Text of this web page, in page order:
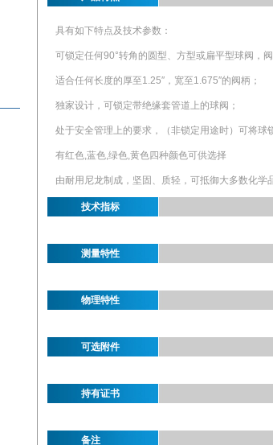
具有如下特点及技术参数：
可锁定任何90°转角的圆型、方型或扁平型球阀，
适合任何长度的厚至1.25″，宽至1.675″的阀柄；
独家设计，可锁定带绝缘套管道上的球阀；
处于安全管理上的要求，（非锁定用途时）可将球锁
有红色,蓝色,绿色,黄色四种颜色可供选择
由耐用尼龙制成，坚固、质轻，可抵御大多数化学
技术指标
测量特性
物理特性
可选附件
持有证书
备注